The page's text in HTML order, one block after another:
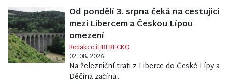
Od pondělí 3. srpna čeká na cestující
mezi Libercem a Českou Lípou
omezení
Redakce iLIBERECKO
02. 08. 2026
Na železniční trati z Liberce do České Lípy a
Děčína začíná...